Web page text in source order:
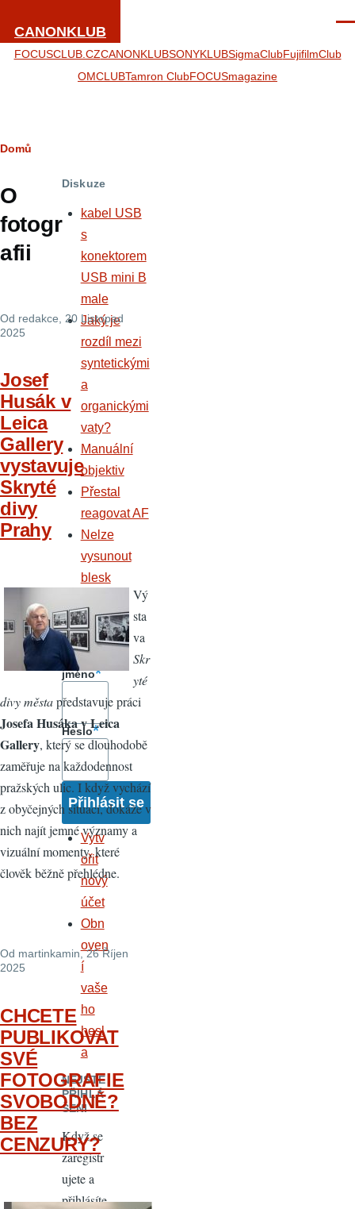
CANONKLUB
FOCUSCLUB.CZCANONKLUBSONYKLUBSigmaClubFujifilmClub
OMCLUBTamron ClubFOCUSmagazine
Drobečková
navigace
Domů
O
fotogr
afii
Od redakce , 20 Listopad
2025
Josef
Husák v
Leica
Gallery
vystavuje
Skryté
divy
Prahy
Vý
sta
va
Skr
yté
divy městapředstavuje práci
Josefa Husáka v Leica
Gallery, který se dlouhodobě
zaměřuje na každodennost
pražských ulic. I když vychází
z obyčejných situací, dokáže v
nich najít jemné významy a
vizuální momenty, které
člověk běžně přehlédne.
Od martinkamin, 26 Říjen
2025
CHCETE
PUBLIKOVAT
SVÉ
FOTOGRAFIE
SVOBODNĚ?
BEZ
CENZURY?
Diskuze
kabel USB
s
konektorem
USB mini B
male
Jaký je
rozdíl mezi
syntetickými
a
organickými
vaty?
Manuální
objektiv
Přestal
reagovat AF
Nelze
vysunout
blesk
Přihláše
ní
Uživatel
ské
jméno
Heslo
Vytv
ořit
nový
účet
Obn
oven
í
vaše
ho
hesl
a
NEJSTE
PŘIHLÁ
ŠENI
Když se
zaregistr
ujete a
přihlásíte